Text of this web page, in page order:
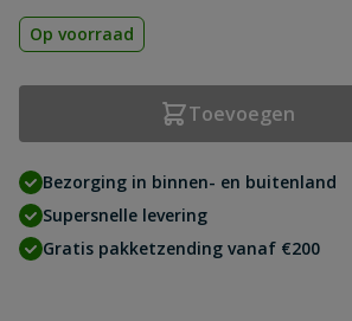
Op voorraad
Toevoegen
Bezorging in binnen- en buitenland
Supersnelle levering
Gratis pakketzending vanaf €200